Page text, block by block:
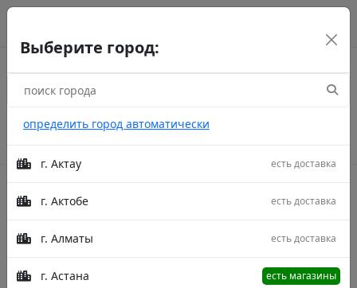
Выберите город:
определить город автоматически
г. Актау есть доставка
г. Актобе есть доставка
г. Алматы есть доставка
г. Астана есть магазины
Главная Товары
Ароматическая Свеча Wax Lyrical
Пищевой парафин Ароматическая